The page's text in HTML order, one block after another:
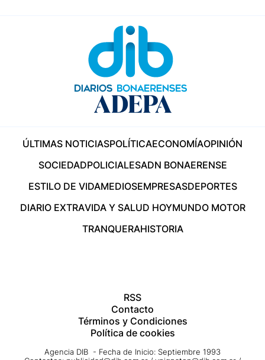
ÚLTIMAS NOTICIASPOLÍTICAECONOMÍAOPINIÓN
SOCIEDADPOLICIALESADN BONAERENSE
ESTILO DE VIDAMEDIOSEMPRESASDEPORTES
DIARIO EXTRAVIDA Y SALUD HOYMUNDO MOTOR
TRANQUERAHISTORIA
RSS
Contacto
Términos y Condiciones
Política de cookies
Agencia DIB - Fecha de Inicio: Septiembre 1993